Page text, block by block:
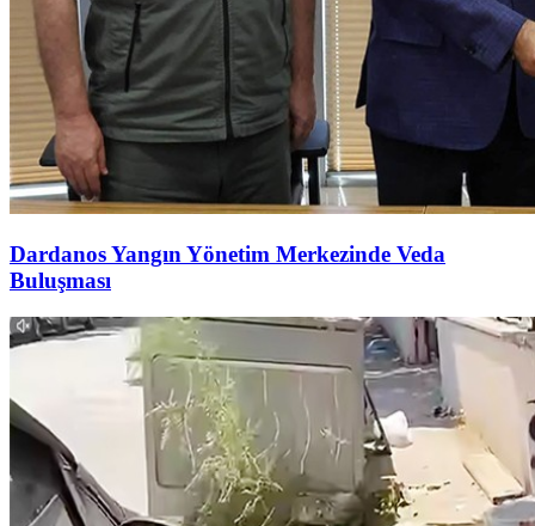
Dardanos Yangın Yönetim Merkezinde Veda
Buluşması